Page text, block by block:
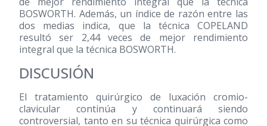
BOSWORTH. Además, un índice de razón entre las
dos medias indica, que la técnica COPELAND
resultó ser 2,44 veces de mejor rendimiento
integral que la técnica BOSWORTH.
DISCUSIÓN
El tratamiento quirúrgico de luxación cromio-
clavicular continúa y continuará siendo
controversial, tanto en su técnica quirúrgica como